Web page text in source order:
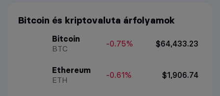
Bitcoin és kriptovaluta árfolyamok
Bitcoin
BTC
-0.75% $64,433.23
Ethereum
ETH
-0.61% $1,906.74